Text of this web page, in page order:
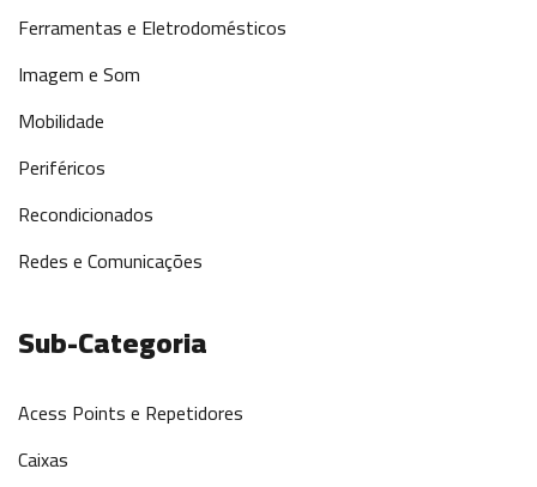
Ferramentas e Eletrodomésticos
Imagem e Som
Mobilidade
Periféricos
Recondicionados
Redes e Comunicações
Sub-Categoria
Acess Points e Repetidores
Caixas